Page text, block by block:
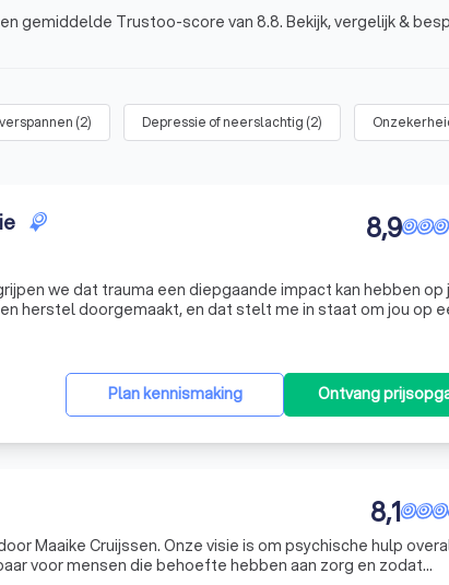
gemiddelde Trustoo-score van 8.8. Bekijk, vergelijk &
(2) Depressie of neerslachtig (2)
8,9
we dat trauma een diepgaande impact kan hebben op
herstel doorgemaakt, en dat stelt me in staat om jou op
begeleiden. Mijn aanpak is gebaseerd op een combinatie
Plan kennismaking Ontvang
8,1
Maaike Cruijssen. Onze visie is om psychische hulp
voor mensen die behoefte hebben aan zorg en zodat